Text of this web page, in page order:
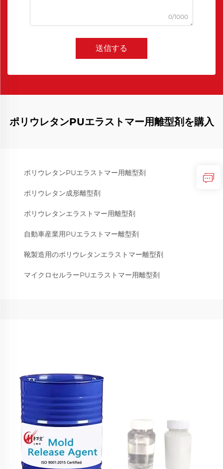
0/1000
送信する
ポリウレタンPUエラストマー用離型剤を購入
ポリウレタンPUエラストマー用離型剤
ポリウレタン成形離型剤
ポリウレタンエラストマー用離型剤
自動車産業用PUエラストマー離型剤
靴製造用のポリウレタンエラストマー離型剤
マイクロセルラーPUエラストマー用離型剤